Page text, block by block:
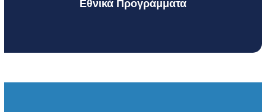
Εθνικά Προγράμματα